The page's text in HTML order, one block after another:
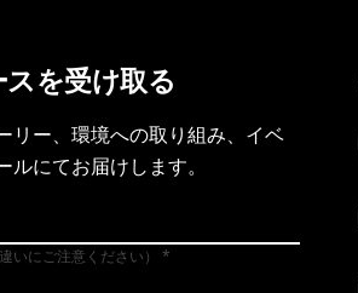
を受け取る
リー、環境への取り組み、イベ
にてお届けします。
いにご注意ください）